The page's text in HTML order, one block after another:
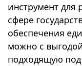
инструмент для
сфере
обеспечения
можно с
подходящую